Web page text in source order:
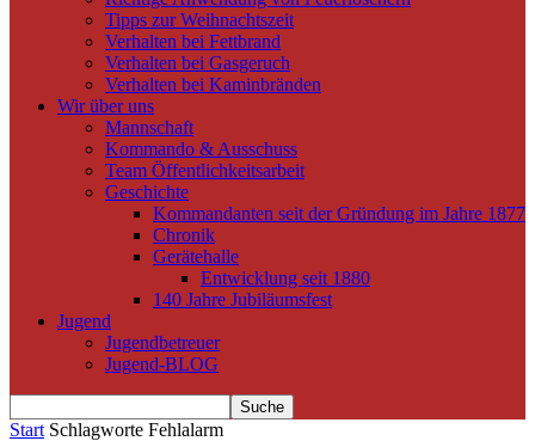
Tipps zur Weihnachtszeit
Verhalten bei Fettbrand
Verhalten bei Gasgeruch
Verhalten bei Kaminbränden
Wir über uns
Mannschaft
Kommando & Ausschuss
Team Öffentlichkeitsarbeit
Geschichte
Kommandanten seit der Gründung im Jahre 1877
Chronik
Gerätehalle
Entwicklung seit 1880
140 Jahre Jubiläumsfest
Jugend
Jugendbetreuer
Jugend-BLOG
Start Schlagworte Fehlalarm